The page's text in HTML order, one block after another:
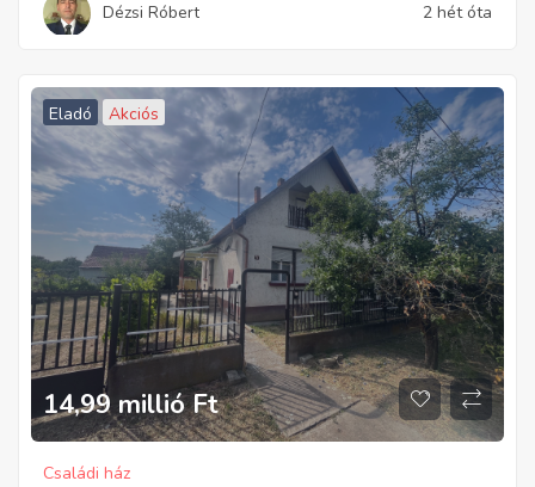
Dézsi Róbert 2 hét óta
Eladó Akciós
14,99 millió Ft
Családi ház